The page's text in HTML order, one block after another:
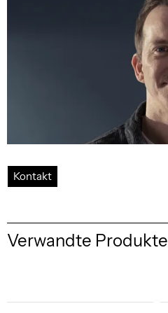
Kontakt
Verwandte Produkte